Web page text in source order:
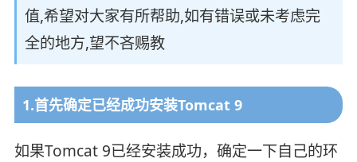
值,希望对大家有所帮助,如有错误或未考虑完
全的地方,望不吝赐教
1.首先确定已经成功安装Tomcat 9
如果Tomcat 9已经安装成功，确定一下自己的环